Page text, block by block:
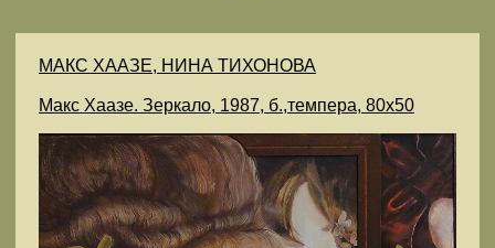
МАКС ХААЗЕ, НИНА ТИХОНОВА
Макс Хаазе. Зеркало, 1987, б.,темпера, 80х50